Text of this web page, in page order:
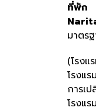
ที่พัก
มาตร
(โรงแ
โรงแ
การเ
โรงแร